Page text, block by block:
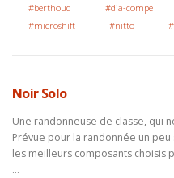
#berthoud #dia-compe
#microshift
#nitto
Noir Solo
Une randonneuse de classe, qui
Prévue pour la randonnée un
les meilleurs composants choisis
…